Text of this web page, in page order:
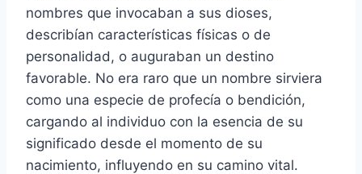
nombres que invocaban a sus dioses,
describían características físicas o de
personalidad, o auguraban un destino
favorable. No era raro que un nombre sirviera
como una especie de profecía o bendición,
cargando al individuo con la esencia de su
significado desde el momento de su
nacimiento, influyendo en su camino vital.